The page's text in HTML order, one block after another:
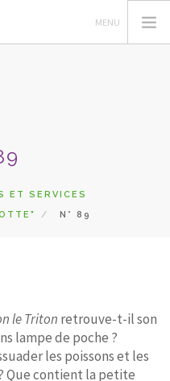
ET SERVICES
N° 89
le Triton retrouve-t-il son
lampe de poche ?
les poissons et les
Que contient la petite